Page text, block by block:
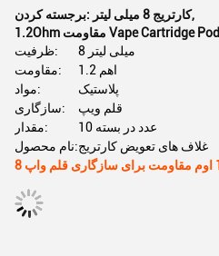
برجسته کردن: کارتریج 8 میلی لیتر,
1.2Ohm مقاومت Vape Cartridge Pod
ظرفیت:
8 میلی لیتر
مقاومت:
1.2 اهم
مواد:
پلاستیک
سازگاری:
قلم ویپ
مقدار:
10 عدد در بسته
نام محصول:غلاف های تعویض کارتریج